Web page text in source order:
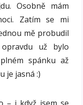
Osobně mám
Zatím se mi
mě probudil
už bylo
spánku až
je jasná :)